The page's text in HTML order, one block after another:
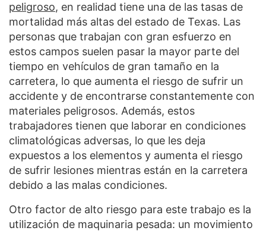
peligroso, en realidad tiene una de las tasas de
mortalidad más altas del estado de Texas. Las
personas que trabajan con gran esfuerzo en
estos campos suelen pasar la mayor parte del
tiempo en vehículos de gran tamaño en la
carretera, lo que aumenta el riesgo de sufrir un
accidente y de encontrarse constantemente con
materiales peligrosos. Además, estos
trabajadores tienen que laborar en condiciones
climatológicas adversas, lo que les deja
expuestos a los elementos y aumenta el riesgo
de sufrir lesiones mientras están en la carretera
debido a las malas condiciones.
Otro factor de alto riesgo para este trabajo es la
utilización de maquinaria pesada: un movimiento